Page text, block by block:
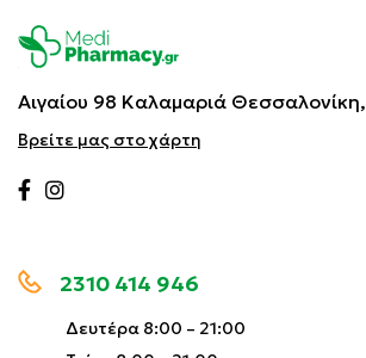
Αιγαίου 98 Καλαμαριά
Βρείτε μας στο χάρτη
2310 414 946
Δευτέρα 8:00 – 21:00